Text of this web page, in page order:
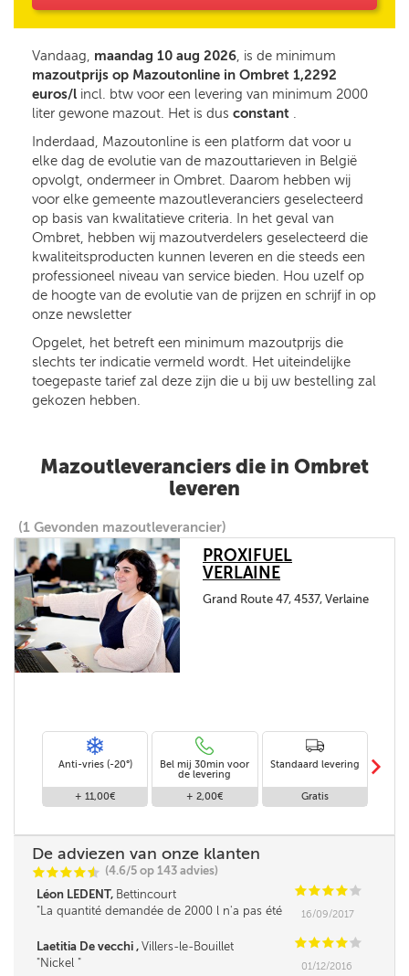
Vandaag, maandag 10 aug 2026, is de minimum
mazoutprijs op Mazoutonline in Ombret 1,2292
euros/l incl. btw voor een levering van minimum 2000
liter gewone mazout. Het is dus constant .
Inderdaad, Mazoutonline is een platform dat voor u
elke dag de evolutie van de mazouttarieven in België
opvolgt, ondermeer in Ombret. Daarom hebben wij
voor elke gemeente mazoutleveranciers geselecteerd
op basis van kwalitatieve criteria. In het geval van
Ombret, hebben wij mazoutverdelers geselecteerd die
kwaliteitsproducten kunnen leveren en die steeds een
professioneel niveau van service bieden. Hou uzelf op
de hoogte van de evolutie van de prijzen en schrijf in op
onze newsletter
Opgelet, het betreft een minimum mazoutprijs die
slechts ter indicatie vermeld wordt. Het uiteindelijke
toegepaste tarief zal deze zijn die u bij uw bestelling zal
gekozen hebben.
Mazoutleveranciers die in Ombret
leveren
(1 Gevonden mazoutleverancier)
PROXIFUEL
VERLAINE
Grand Route 47, 4537, Verlaine
Anti-vries (-20°)
+ 11,00€
Bel mij 30min voor
de levering
+ 2,00€
Standaard levering
Gratis
m
De adviezen van onze klanten
CCCCi
@ (4.6/5 op 143 advies)
Léon LEDENT, Bettincourt CCCC C
La quantité demandée de 2000 l n'a pas été
pompe du camion qui arrête de débit de
mazout sur base d'un niveau détecté dans la
citerne qui dans mon cas était encore assez
16/09/2017
Laetitia De vecchi , Villers-le-Bouillet CCCC C
Nickel
01/12/2016